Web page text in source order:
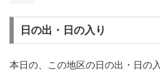
日の出・日の入り
本日の、この地区の日の出・日の